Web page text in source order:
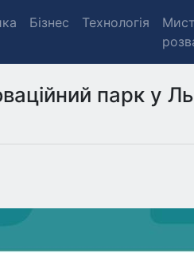
Бізнес Технологія
парк у